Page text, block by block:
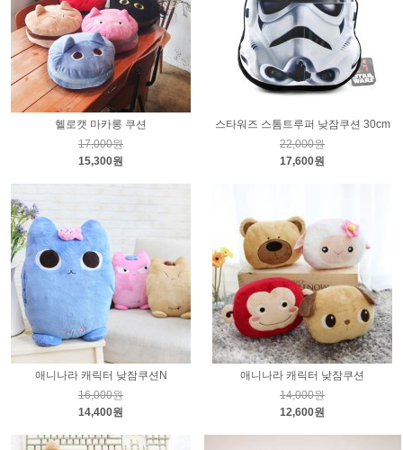
헬로캣 마카롱 쿠션
17,000원
15,300원
스타워즈 스톰트루퍼 낮잠쿠션 30cm
22,000원
17,600원
애니나라 캐릭터 낮잠쿠션N
16,000원
14,400원
애니나라 캐릭터 낮잠쿠션
14,000원
12,600원